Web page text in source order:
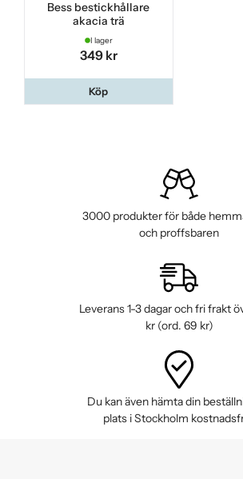
Bess bestickhållare
akacia trä
I lager
349 kr
Köp
3000 produkter för både
och proffsbaren
Leverans 1-3 dagar och fri frakt
kr (ord. 69 kr)
Du kan även hämta din
plats i Stockholm